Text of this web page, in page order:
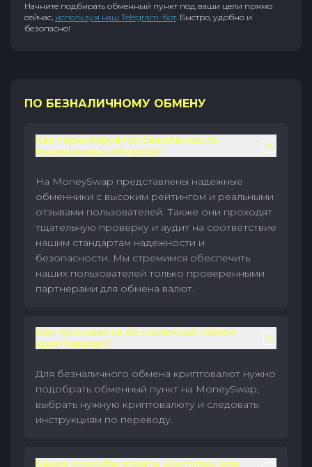
Начните подбирать обменный пункт под ваши цели прямо
сейчас, используя наш Telegram-бот. Быстро, удобно и
безопасно!
ПО БЕЗНАЛИЧНОМУ ОБМЕНУ
Как гарантируется безопасность
безналичных обменов?
На MoneySwap представлены надежные
обменники с высоким рейтингом и реальными
отзывами пользователей. Также они проходят
тщательную проверку и аудит на соответствие
нашим стандартам надежности и
безопасности. Мы стремимся обеспечить
наших пользователей только проверенными
партнерами для обмена валют.
Как произвести безналичный обмен
криптовалют?
Для безналичного обмена криптовалют нужно
подобрать обменный пункт на MoneySwap,
выбрать нужную криптовалюту и следовать
инструкциям по переводу.
Какие способы оплаты доступны для